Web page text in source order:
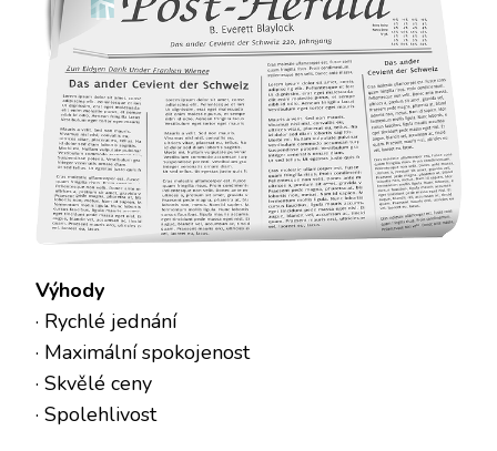
Výhody
· Rychlé jednání
· Maximální spokojenost
· Skvělé ceny
· Spolehlivost